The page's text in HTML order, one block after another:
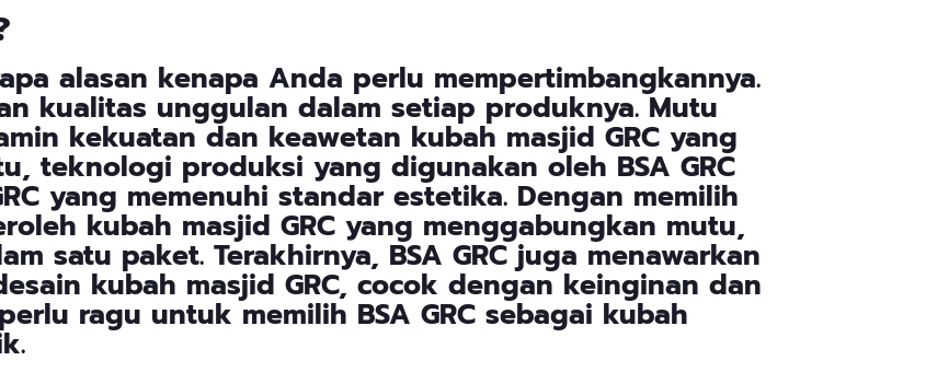
alasan kenapa Anda perlu mempertimbangkannya.
kualitas unggulan dalam setiap produknya. Mutu
kekuatan dan keawetan kubah masjid GRC yang
teknologi produksi yang digunakan oleh BSA GRC
yang memenuhi standar estetika. Dengan memilih
kubah masjid GRC yang menggabungkan mutu,
satu paket. Terakhirnya, BSA GRC juga menawarkan
kubah masjid GRC, cocok dengan keinginan dan
ragu untuk memilih BSA GRC sebagai kubah